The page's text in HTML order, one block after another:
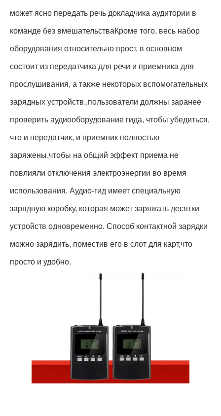
может ясно передать речь докладчика аудитории в
команде без вмешательстваКроме того, весь набор
оборудования относительно прост, в основном
состоит из передатчика для речи и приемника для
прослушивания, а также некоторых вспомогательных
зарядных устройств.,пользователи должны заранее
проверить аудиооборудование гида, чтобы убедиться,
что и передатчик, и приемник полностью
заряжены,чтобы на общий эффект приема не
повлияли отключения электроэнергии во время
использования. Аудио-гид имеет специальную
зарядную коробку, которая может заряжать десятки
устройств одновременно. Способ контактной зарядки
можно зарядить, поместив его в слот для карт,что
просто и удобно.